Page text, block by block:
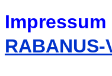
Impressum